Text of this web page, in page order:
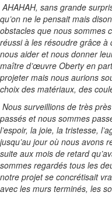
AHAHAH, sans grande
qu’on ne le pensait mais
obstacles que nous sommes
réussi à les résoudre grâce
nous aider et nous donner
maître d’œuvre Oberty en
projeter mais nous aurions
choix des matériaux, des
Nous surveillions de très
passés et nous sommes
l’espoir, la joie, la tristesse,
jusqu’au jour où nous avons
suite aux mois de retard
sommes regardés tous les
notre projet se concrétisait
avec les murs terminés, les